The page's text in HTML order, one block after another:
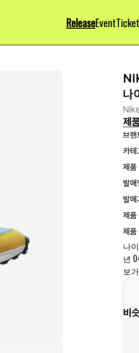
ReleaseEventTicket
나
제
브랜
카테
제품
발매
발매
제품
제품
나
년
보
비